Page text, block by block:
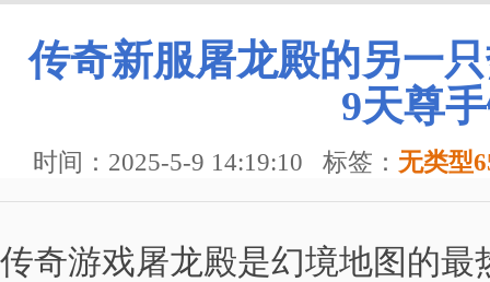
传奇新服屠龙殿的另一
9天尊
时间：2025-5-9 14:19:10 标签： 无类型
传奇游戏屠龙殿是幻境地图的最